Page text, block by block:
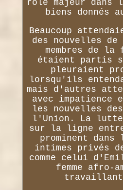
rôle majeur dans
biens donnés
Beaucoup
des nouvelles
membres de
étaient partis
pleuraient
lorsqu'ils
mais d'autres
avec impatience
les nouvelles
l'Union. La lutte
sur la ligne
prominent dans
intimes privés
comme celui
femme afro-